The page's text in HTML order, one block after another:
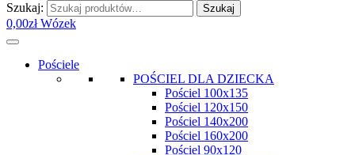
Szukaj: Szukaj
0,00zł Wózek
Pościele
POŚCIEL DLA DZIECKA
Pościel 100x135
Pościel 120x150
Pościel 140x200
Pościel 160x200
Pościel 90x120